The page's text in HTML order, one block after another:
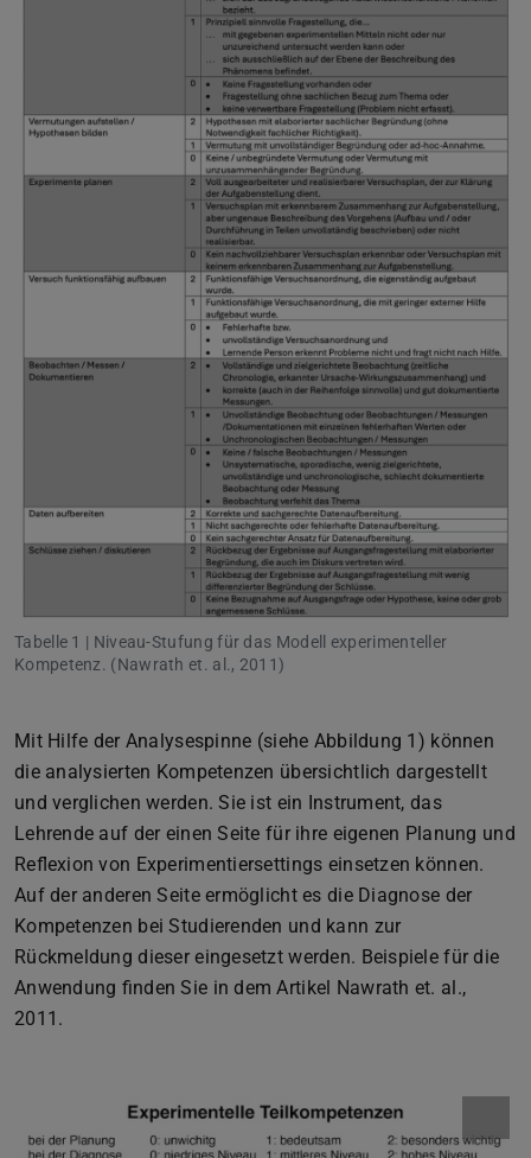
Tabelle 1 | Niveau-Stufung für das Modell experimenteller
Kompetenz. (Nawrath et. al., 2011)
Mit Hilfe der Analysespinne (siehe Abbildung 1) können
die analysierten Kompetenzen übersichtlich dargestellt
und verglichen werden. Sie ist ein Instrument, das
Lehrende auf der einen Seite für ihre eigenen Planung und
Reflexion von Experimentiersettings einsetzen können.
Auf der anderen Seite ermöglicht es die Diagnose der
Kompetenzen bei Studierenden und kann zur
Rückmeldung dieser eingesetzt werden. Beispiele für die
Anwendung finden Sie in dem Artikel Nawrath et. al.,
2011.